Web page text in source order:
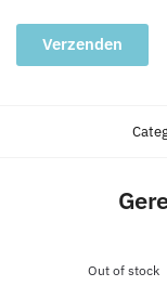
Out of stock